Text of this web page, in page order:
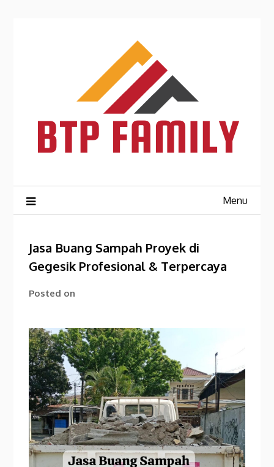
Menu
Jasa Buang Sampah Proyek di
Gegesik Profesional & Terpercaya
Posted on